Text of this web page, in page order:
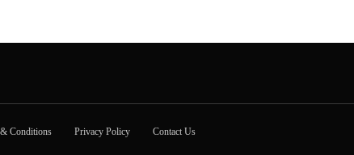
Conditions Privacy Policy Contact Us